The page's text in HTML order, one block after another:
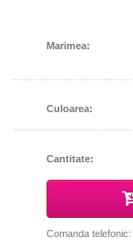
Marimea:
Culoarea:
Cantitate:
Comanda telefonic: